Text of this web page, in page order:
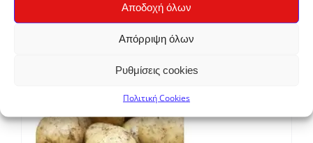
Αποδοχή όλων
Απόρριψη όλων
Ρυθμίσεις cookies
Πολιτική Cookies
Ζαπατίστικος καφές Compaňero για μπρίκι 70/30
€6,00